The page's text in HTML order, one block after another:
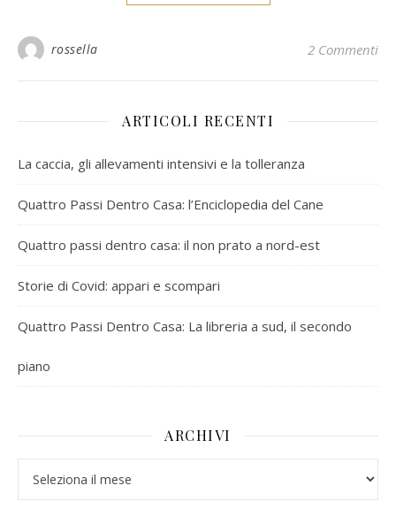
rossella 2 Commenti
ARTICOLI RECENTI
La caccia, gli allevamenti intensivi e la tolleranza
Quattro Passi Dentro Casa: l’Enciclopedia del Cane
Quattro passi dentro casa: il non prato a nord-est
Storie di Covid: appari e scompari
Quattro Passi Dentro Casa: La libreria a sud, il secondo
piano
ARCHIVI